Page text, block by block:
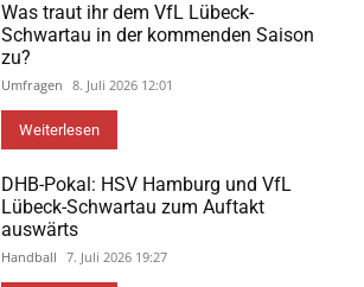
Was traut ihr dem VfL Lübeck-
Schwartau in der kommenden Saison
zu?
Umfragen 8. Juli 2026 12:01
Weiterlesen
DHB-Pokal: HSV Hamburg und VfL
Lübeck-Schwartau zum Auftakt
auswärts
Handball 7. Juli 2026 19:27